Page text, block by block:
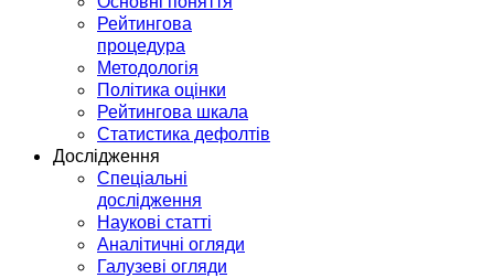
Рейтингова
процедура
Методологія
Політика оцінки
Рейтингова шкала
Статистика дефолтів
Дослідження
Спеціальні
дослідження
Наукові статті
Аналітичні огляди
Галузеві огляди